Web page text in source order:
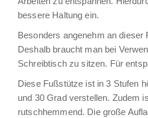
bessere Haltung ein.
Besonders angenehm an
Deshalb braucht man bei
Schreibtisch zu sitzen. Für
Diese Fußstütze ist in 3 Stufen
und 30 Grad verstellen. Zudem
rutschhemmend. Die große